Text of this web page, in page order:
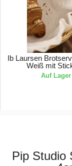
Ib Laursen
Weiß mit
Auf Lager
Pip Studio